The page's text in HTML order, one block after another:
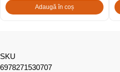
Adaugă în coș
SKU
6978271530707